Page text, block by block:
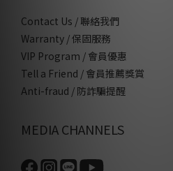
Contact Us / 聯絡我們
Warranty / 保固服務
VIP Program / 會員優惠
Tell a Friend / 會員推薦獎賞
Anti-fraud / 防詐騙提醒
MEDIA CHANNELS